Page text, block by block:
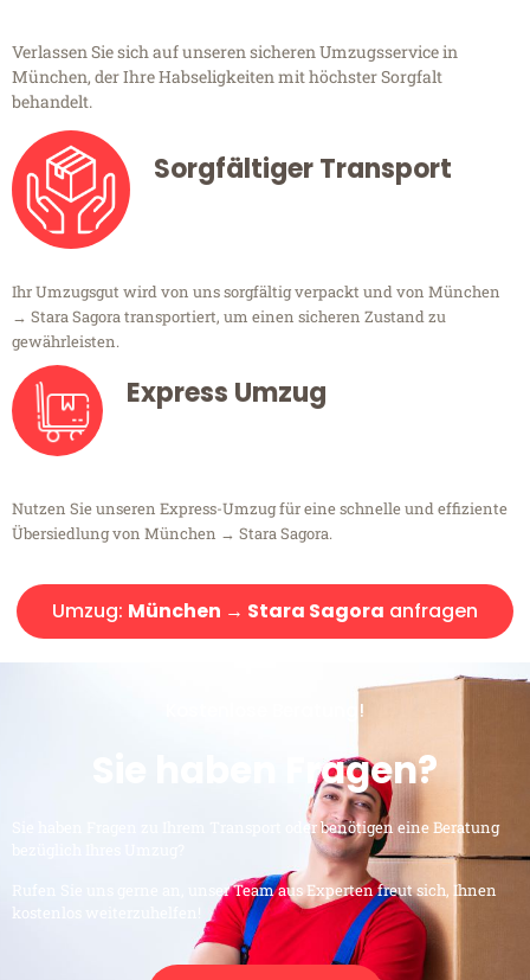
Verlassen Sie sich auf unseren sicheren Umzugsservice in
München, der Ihre Habseligkeiten mit höchster Sorgfalt
behandelt.
Sorgfältiger Transport
Ihr Umzugsgut wird von uns sorgfältig verpackt und von München
→ Stara Sagora transportiert, um einen sicheren Zustand zu
gewährleisten.
Express Umzug
Nutzen Sie unseren Express-Umzug für eine schnelle und effiziente
Übersiedlung von München → Stara Sagora.
Umzug: München → Stara Sagora anfragen
Kostenlose Beratung!
Sie haben Fragen?
Sie haben Fragen zu Ihrem Transport oder benötigen eine Beratung
Rufen Sie uns gerne an, unser Team aus Experten freut sich, Ihnen
kostenlos weiterzuhelfen!